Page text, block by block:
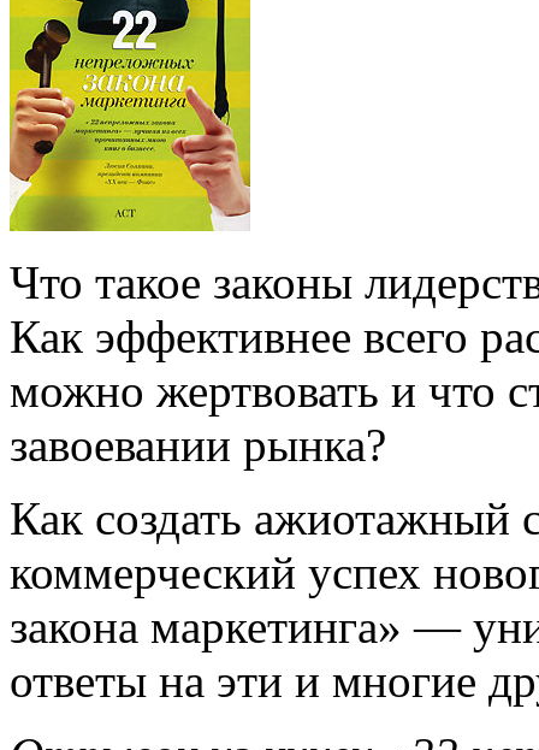
Что такое законы
Как эффективнее всего
можно жертвовать и что
завоевании рынка?
Как создать ажиотажный
коммерческий успех
закона маркетинга» —
ответы на эти и многие